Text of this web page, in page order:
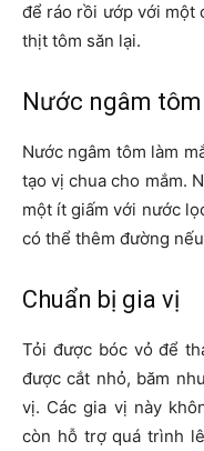
để ráo rồi ướp với một
thịt tôm săn lại.
Nước ngâm tôm
Nước ngâm tôm làm
tạo vị chua cho mắm.
một ít giấm với nước
có thể thêm đường
Chuẩn bị gia vị
Tỏi được bóc vỏ để
được cắt nhỏ, băm
vị. Các gia vị này
còn hỗ trợ quá trình